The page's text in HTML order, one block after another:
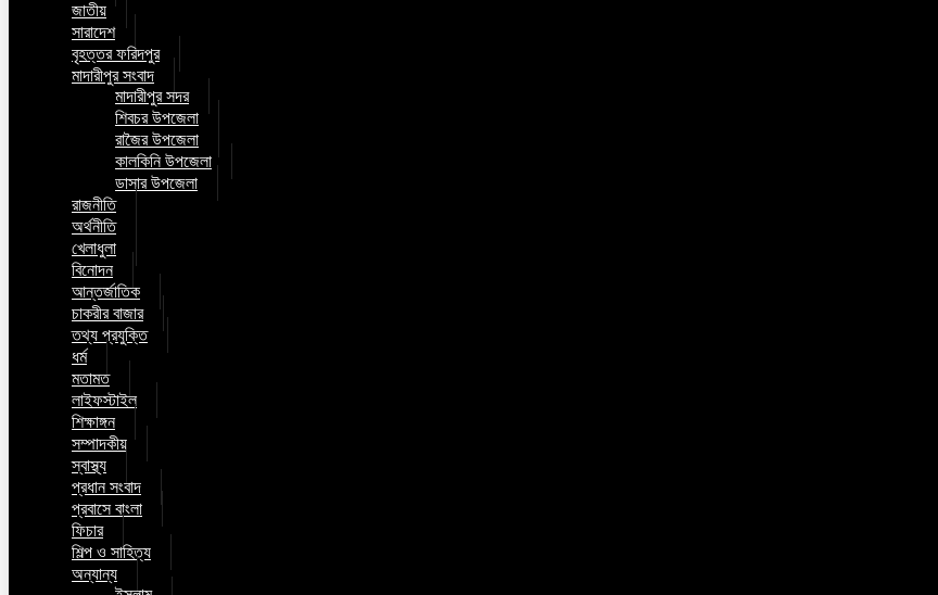
জাতীয়
সারাদেশ
বৃহত্তর ফরিদপুর
মাদারীপুর সংবাদ
মাদারীপুর সদর
শিবচর উপজেলা
রাজৈর উপজেলা
কালকিনি উপজেলা
ডাসার উপজেলা
রাজনীতি
অর্থনীতি
খেলাধুলা
বিনোদন
আন্তর্জাতিক
চাকরীর বাজার
তথ্য প্রযুক্তি
ধর্ম
মতামত
লাইফস্টাইল
শিক্ষাঙ্গন
সম্পাদকীয়
স্বাস্থ্য
প্রধান সংবাদ
প্রবাসে বাংলা
ফিচার
শিল্প ও সাহিত্য
অন্যান্য